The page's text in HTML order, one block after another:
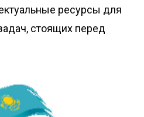
ресурсы для
стоящих перед